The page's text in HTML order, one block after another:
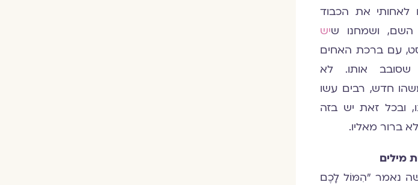
לאחותי את הכבוד
ושמחנו שיש
עם ברכת האחים
אותו. לא
חדש, רבים עשו
ובכל זאת יש בזה
ברור מאליו.
מילים
נאמר "הִמּוֹל לָכֶם